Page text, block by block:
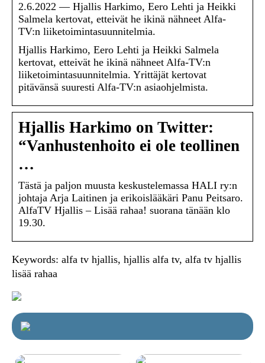
2.6.2022 — Hjallis Harkimo, Eero Lehti ja Heikki
Salmela kertovat, etteivät he ikinä nähneet Alfa-
TV:n liiketoimintasuunnitelmia.
Hjallis Harkimo, Eero Lehti ja Heikki Salmela
kertovat, etteivät he ikinä nähneet Alfa-TV:n
liiketoimintasuunnitelmia. Yrittäjät kertovat
pitävänsä suuresti Alfa-TV:n asiaohjelmista.
Hjallis Harkimo on Twitter:
“Vanhustenhoito ei ole teollinen
…
Tästä ja paljon muusta keskustelemassa HALI ry:n
johtaja Arja Laitinen ja erikoislääkäri Panu Peitsaro.
AlfaTV Hjallis – Lisää rahaa! suorana tänään klo
19.30.
Keywords: alfa tv hjallis, hjallis alfa tv, alfa tv hjallis
lisää rahaa